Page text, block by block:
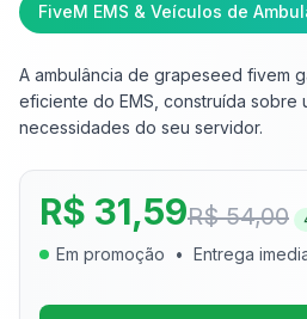
FiveM EMS & Veículos de
A ambulância de grapeseed fivem
eficiente do EMS, construída sobre
necessidades do seu servidor.
R$ 31,59R$ 54,00
Em promoção • Entrega